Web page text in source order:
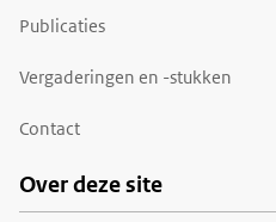
Publicaties
Vergaderingen en -stukken
Contact
Over deze site